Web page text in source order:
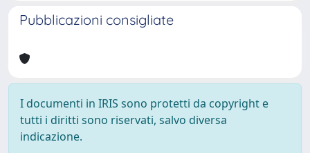
Pubblicazioni consigliate
I documenti in IRIS sono protetti da copyright e
tutti i diritti sono riservati, salvo diversa
indicazione.